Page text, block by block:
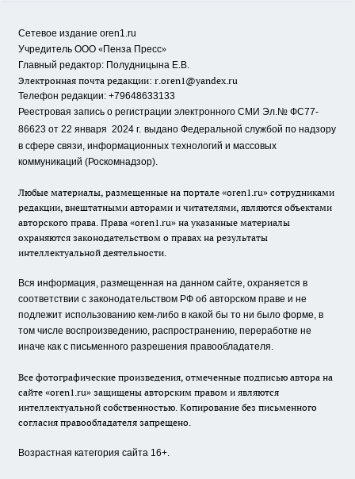
Сетевое издание oren1.ru
Учредитель ООО «Пенза Пресс»
Главный редактор: Полудницына Е.В.
Электронная почта редакции: r.oren1@yandex.ru
Телефон редакции: +79648633133
Реестровая запись о регистрации электронного СМИ Эл.№ ФС77-
86623 от 22 января 2024 г. выдано Федеральной службой по надзору
в сфере связи, информационных технологий и массовых
коммуникаций (Роскомнадзор).
Любые материалы, размещенные на портале «oren1.ru» сотрудниками
редакции, внештатными авторами и читателями, являются объектами
авторского права. Права «oren1.ru» на указанные материалы
охраняются законодательством о правах на результаты
интеллектуальной деятельности.
Вся информация, размещенная на данном сайте, охраняется в
соответствии с законодательством РФ об авторском праве и не
подлежит использованию кем-либо в какой бы то ни было форме, в
том числе воспроизведению, распространению, переработке не
иначе как с письменного разрешения правообладателя.
Все фотографические произведения, отмеченные подписью автора на
сайте «oren1.ru» защищены авторским правом и являются
интеллектуальной собственностью. Копирование без письменного
согласия правообладателя запрещено.
Возрастная категория сайта 16+.